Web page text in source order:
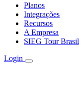
Planos
Integrações
Recursos
A Empresa
SIEG Tour Brasil
Login